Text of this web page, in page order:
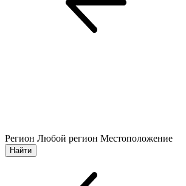
Регион Любой регион Местоположение